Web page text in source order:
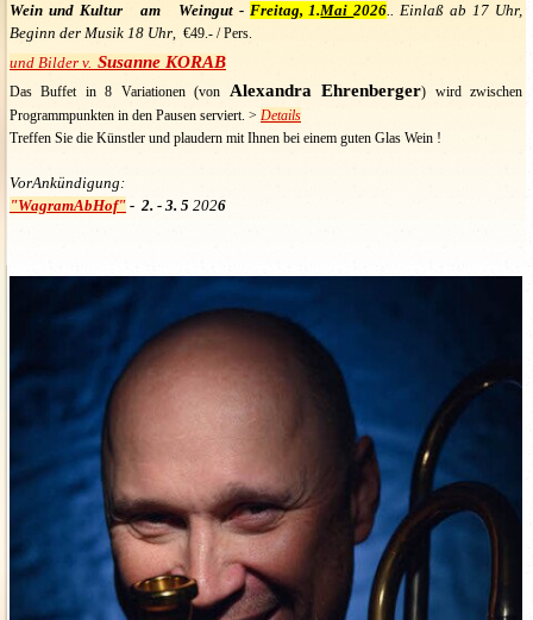
Wein und Kultur am Weingut - Freitag, 1.Mai2026.. Einlaß ab 17 Uhr,
Beginn der Musik 18 Uhr, €49.- / Pers.
und Bilder v. Susanne KORAB
Das Buffet in 8 Variationen (von Alexandra Ehrenberger) wirdzwischen
Programmpunkten in den Pausen serviert. > Details
Treffen Sie die Künstler und plaudern mit Ihnen bei einem guten Glas Wein !
VorAnkündigung:
"WagramAbHof" - 2. - 3. 5 2026